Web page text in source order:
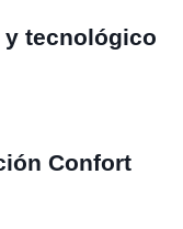
tecnológico
Confort